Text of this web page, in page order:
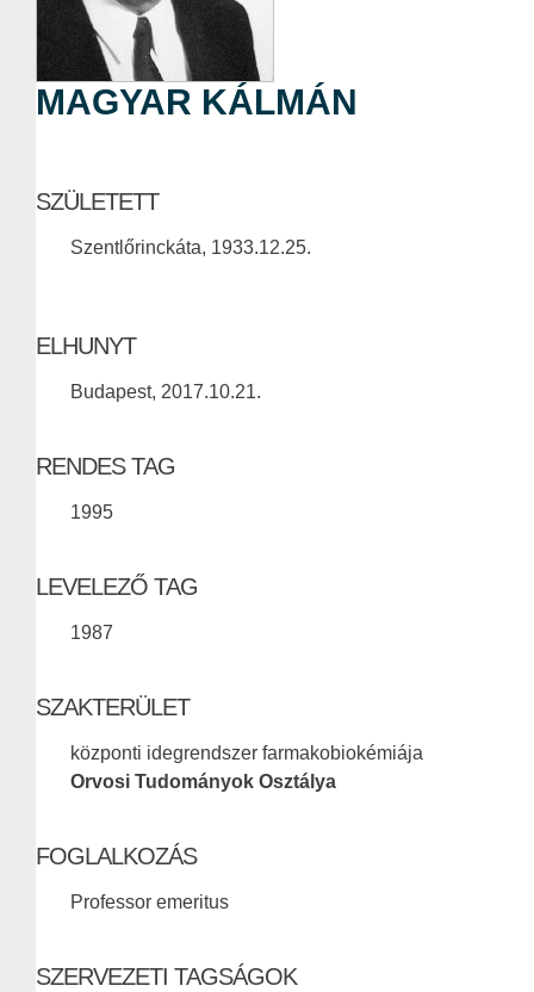
MAGYAR KÁLMÁN
SZÜLETETT
Szentlőrinckáta, 1933.12.25.
ELHUNYT
Budapest, 2017.10.21.
RENDES TAG
1995
LEVELEZŐ TAG
1987
SZAKTERÜLET
központi idegrendszer farmakobiokémiája
Orvosi Tudományok Osztálya
FOGLALKOZÁS
Professor emeritus
SZERVEZETI TAGSÁGOK